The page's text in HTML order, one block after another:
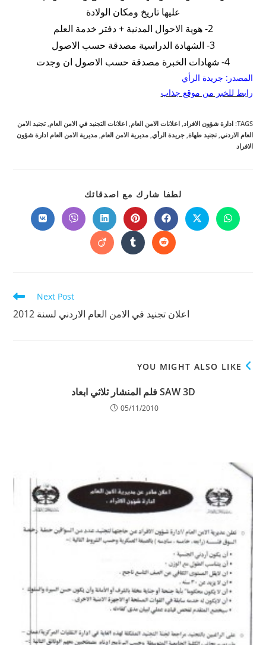
عليها تاريخ ومكان الولادة
2- هوية الاحوال المدنية + دفتر خدمة العلم
3- الشهادة الدراسية مصدقة حسب الاصول
4- شهادات الخبرة مصدقة حسب الاصول ان وجدت
المصدر: جريدة الرأي
رابط للخبر من موقع جذاب
TAGS
:ادارة شؤون الافراد, اعلانات الامن العام, اعلانات التجنيد في الامن العام, تجنيد الامن
العام الاردني, تجنيد طهاة, جريدة الرأي, مديرية الامن العام, مديرية الامن العام ادارة شؤون
الافراد
لطفا شارك مع اصدقائك
THIS
CONTENT
Opens
in
Opens
in
window
Opens
in
a
new
window
Opens
in
a
new
window
Opens
in
a
new
window
Opens
in
Opens
in
Opens
in
Opens
in
Opens
in
Next Post
اعلان تجنيد في الامن العام الاردني لسنة 2012
YOU MIGHT ALSO LIKE
SAW 3D فلم المنشار ثلاثي ابعاد
05/11/2010